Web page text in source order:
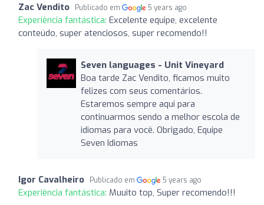
Zac Vendito Publicado em 5 years ago
Experiência fantástica: Excelente equipe, excelente
conteúdo, super atenciosos, super recomendo!!
Seven languages ​​- Unit Vineyard
Boa tarde Zac Vendito, ficamos muito
felizes com seus comentários.
Estaremos sempre aqui para
continuarmos sendo a melhor escola de
idiomas para você. Obrigado, Equipe
Seven Idiomas
Igor Cavalheiro Publicado em 5 years ago
Experiência fantástica: Muuito top, Super recomendo!!!